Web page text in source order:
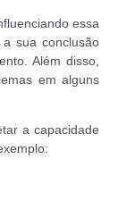
essa
sua conclusão
Além disso,
em alguns
a capacidade